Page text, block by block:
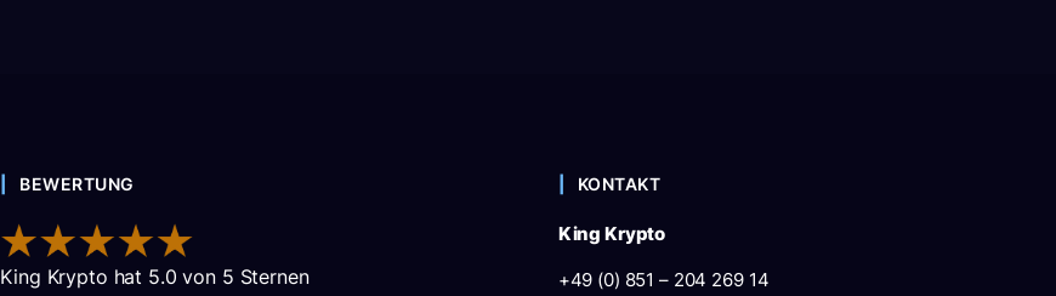
BEWERTUNG
King Krypto hat 5.0 von 5 Sternen
KONTAKT
King Krypto
+49 (0) 851 – 204 269 14